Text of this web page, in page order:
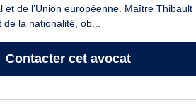
de l’Union européenne. Maître
la nationalité, ob...
Contacter cet avocat